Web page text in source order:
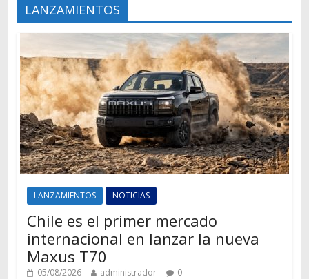
LANZAMIENTOS
LANZAMIENTOS NOTICIAS
Chile es el primer mercado
internacional en lanzar la nueva
Maxus T70
05/08/2026 administrador 0